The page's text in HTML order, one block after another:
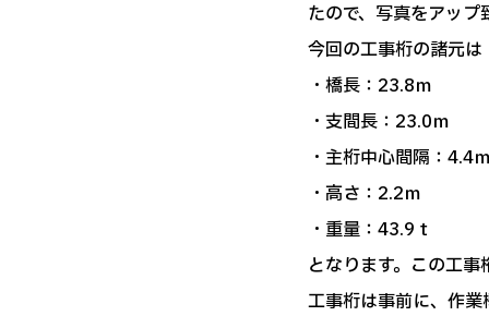
たので、写真をアップ
今回の工事桁の諸元は
・橋長：23.8ｍ
・支間長：23.0ｍ
・主桁中心間隔：4.4
・高さ：2.2ｍ
・重量：43.9ｔ
となります。この工
工事桁は事前に、作